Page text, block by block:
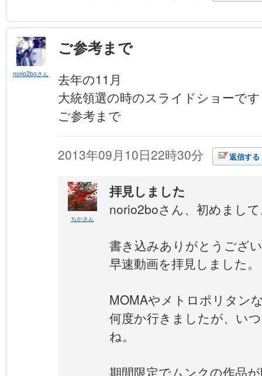
norio2boさん
ご参考まで
去年の11月
大統領選の時のスライドショーです
ご参考まで
2013年09月10日22時30分 返信する
ちかさん
拝見しました
norio2boさん、初めまし
書き込みありがとうござ
早速動画を拝見しました。
MOMAやメトロポリタン
何度か行きましたが、い
ね。
期間限定でムンクの作品